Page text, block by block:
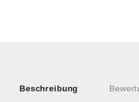
Beschreibung